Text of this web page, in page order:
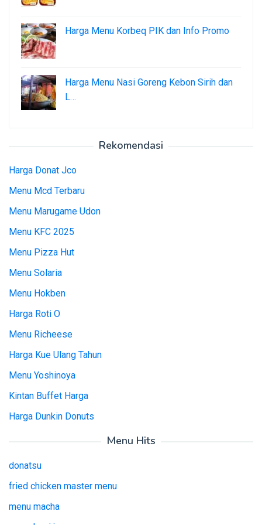
Harga Menu Korbeq PIK dan Info Promo
Harga Menu Nasi Goreng Kebon Sirih dan
L…
Rekomendasi
Harga Donat Jco
Menu Mcd Terbaru
Menu Marugame Udon
Menu KFC 2025
Menu Pizza Hut
Menu Solaria
Menu Hokben
Harga Roti O
Menu Richeese
Harga Kue Ulang Tahun
Menu Yoshinoya
Kintan Buffet Harga
Harga Dunkin Donuts
Menu Hits
donatsu
fried chicken master menu
menu macha